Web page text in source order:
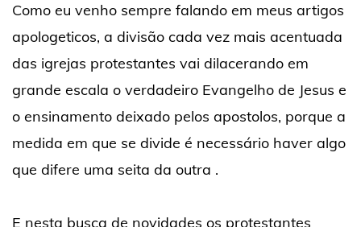
Como eu venho sempre falando em meus artigos
apologeticos, a divisão cada vez mais acentuada
das igrejas protestantes vai dilacerando em
grande escala o verdadeiro Evangelho de Jesus e
o ensinamento deixado pelos apostolos, porque a
medida em que se divide é necessário haver algo
que difere uma seita da outra .
E nesta busca de novidades os protestantes